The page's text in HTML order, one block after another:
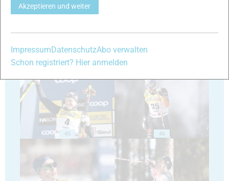
43
45 46
Akzeptieren und weiter
Impressum DatenschutzAbo verwalten
Schon registriert? Hier anmelden